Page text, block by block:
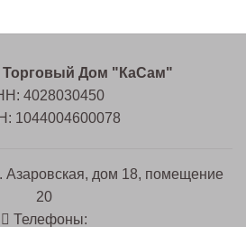
Дом "КаСам"
4028030450
1044004600078
Азаровская, дом 18, помещение
20
Телефоны: